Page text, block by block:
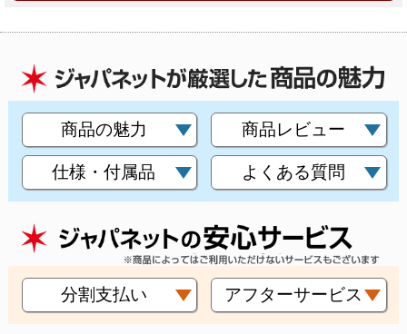
商品の魅力 商品レビュー
仕様・付属品 よくある質問
分割支払い アフターサービス